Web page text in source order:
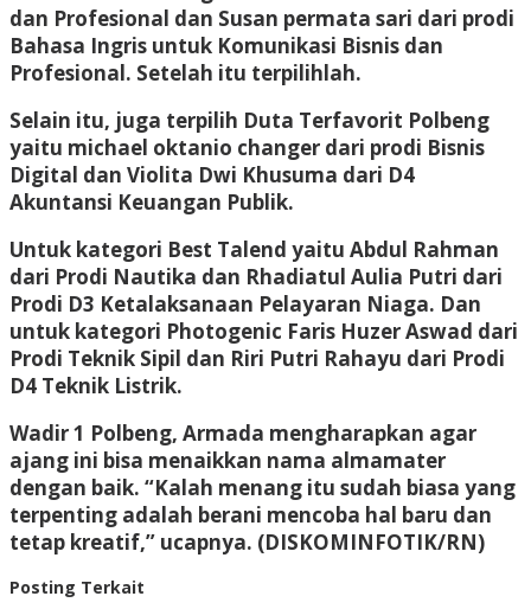
dan Profesional dan Susan permata sari dari prodi
Bahasa Ingris untuk Komunikasi Bisnis dan
Profesional. Setelah itu terpilihlah.
Selain itu, juga terpilih Duta Terfavorit Polbeng
yaitu michael oktanio changer dari prodi Bisnis
Digital dan Violita Dwi Khusuma dari D4
Akuntansi Keuangan Publik.
Untuk kategori Best Talend yaitu Abdul Rahman
dari Prodi Nautika dan Rhadiatul Aulia Putri dari
Prodi D3 Ketalaksanaan Pelayaran Niaga. Dan
untuk kategori Photogenic Faris Huzer Aswad dari
Prodi Teknik Sipil dan Riri Putri Rahayu dari Prodi
D4 Teknik Listrik.
Wadir 1 Polbeng, Armada mengharapkan agar
ajang ini bisa menaikkan nama almamater
dengan baik. “Kalah menang itu sudah biasa yang
terpenting adalah berani mencoba hal baru dan
tetap kreatif,” ucapnya. (DISKOMINFOTIK/RN)
Posting Terkait